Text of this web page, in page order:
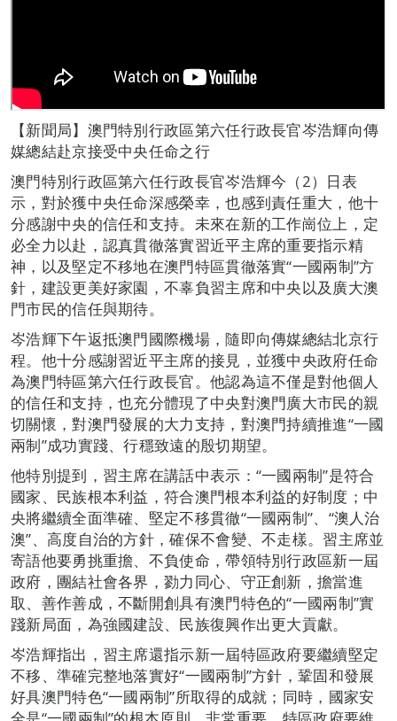
【新聞局】澳門特別行政區第六任行政長官岑浩輝向傳
媒總結赴京接受中央任命之行
澳門特別行政區第六任行政長官岑浩輝今（2）日表
示，對於獲中央任命深感榮幸，也感到責任重大，他十
分感謝中央的信任和支持。未來在新的工作崗位上，定
必全力以赴，認真貫徹落實習近平主席的重要指示精
神，以及堅定不移地在澳門特區貫徹落實“一國兩制”方
針，建設更美好家園，不辜負習主席和中央以及廣大澳
門市民的信任與期待。
岑浩輝下午返抵澳門國際機場，隨即向傳媒總結北京行
程。他十分感謝習近平主席的接見，並獲中央政府任命
為澳門特區第六任行政長官。他認為這不僅是對他個人
的信任和支持，也充分體現了中央對澳門廣大市民的親
切關懷，對澳門發展的大力支持，對澳門持續推進“一國
兩制”成功實踐、行穩致遠的殷切期望。
他特別提到，習主席在講話中表示：“一國兩制”是符合
國家、民族根本利益，符合澳門根本利益的好制度；中
央將繼續全面準確、堅定不移貫徹“一國兩制”、“澳人治
澳”、高度自治的方針，確保不會變、不走樣。習主席並
寄語他要勇挑重擔、不負使命，帶領特別行政區新一屆
政府，團結社會各界，勠力同心、守正創新，擔當進
取、善作善成，不斷開創具有澳門特色的“一國兩制”實
踐新局面，為強國建設、民族復興作出更大貢獻。
岑浩輝指出，習主席還指示新一屆特區政府要繼續堅定
不移、準確完整地落實好“一國兩制”方針，鞏固和發展
好具澳門特色“一國兩制”所取得的成就；同時，國家安